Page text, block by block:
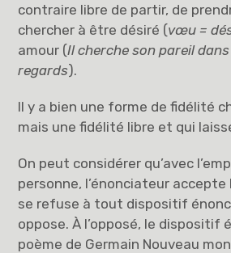
contraire libre de partir, de
chercher à être désiré (vœu =
amour (Il cherche son pareil
regards).
Il y a bien une forme de fidélité
mais une fidélité libre et qui
On peut considérer qu’avec
personne, l’énonciateur
se refuse à tout dispositif
oppose. À l’opposé, le dispositif
poème de Germain Nouveau